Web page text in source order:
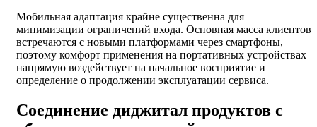
Мобильная адаптация крайне существенна для
минимизации ограничений входа. Основная масса клиентов
встречаются с новыми платформами через смартфоны,
поэтому комфорт применения на портативных устройствах
напрямую воздействует на начальное восприятие и
определение о продолжении эксплуатации сервиса.
Соединение диджитал продуктов с